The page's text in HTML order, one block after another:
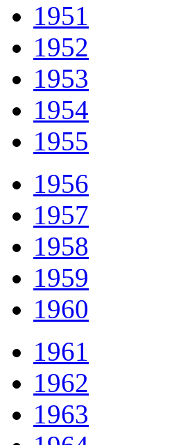
1951
1952
1953
1954
1955
1956
1957
1958
1959
1960
1961
1962
1963